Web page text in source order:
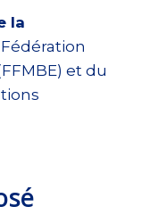
la
et du